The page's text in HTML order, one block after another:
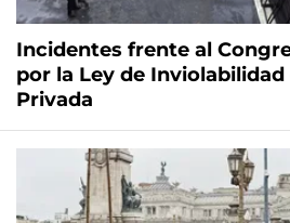
Incidentes frente al
por la Ley de
Privada